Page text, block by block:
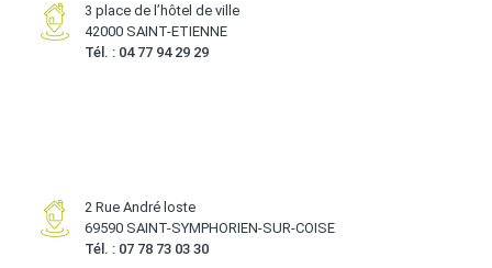
3 place de l’hôtel de ville
42000 SAINT-ETIENNE
Tél. : 04 77 94 29 29
2 Rue André loste
69590 SAINT-SYMPHORIEN-SUR-COISE
Tél. : 07 78 73 03 30